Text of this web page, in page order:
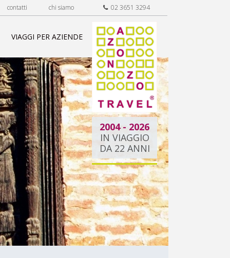
contatti chi siamo 02 3651 3294
VIAGGI PER AZIENDE
2004 - 2026
IN VIAGGIO
DA 22 ANNI